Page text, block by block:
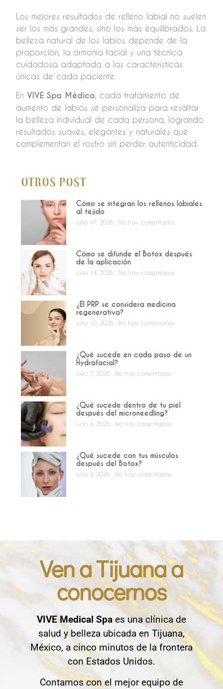
Otros Post
Cómo se integran los rellenos labiales
al tejido
julio 17, 2026 No hay comentarios
Cómo se difunde el Botox después
de la aplicación
julio 14, 2026 No hay comentarios
¿El PRP se considera medicina
regenerativa?
julio 10, 2026 No hay comentarios
¿Qué sucede en cada paso de un
Hydrafacial?
julio 7, 2026 No hay comentarios
¿Qué sucede dentro de tu piel
después del microneedling?
julio 3, 2026 No hay comentarios
¿Qué sucede con tus músculos
después del Botox?
julio 3, 2026 No hay comentarios
Los mejores resultados de relleno labial no suelen
ser los más grandes, sino los más equilibrados. La
belleza natural de los labios depende de la
proporción, la armonía facial y una técnica
cuidadosa adaptada a las características
únicas de cada paciente.
En VIVE Spa Médico , cada tratamiento de
aumento de labios se personaliza para resaltar
la belleza individual de cada persona, logrando
resultados suaves, elegantes y naturales que
complementan el rostro sin perder autenticidad.
Ven a Tijuana a
conocernos
VIVE Medical Spa es una clínica de
salud y belleza ubicada en Tijuana,
México, a cinco minutos de la frontera
con Estados Unidos.
Contamos con el mejor equipo de